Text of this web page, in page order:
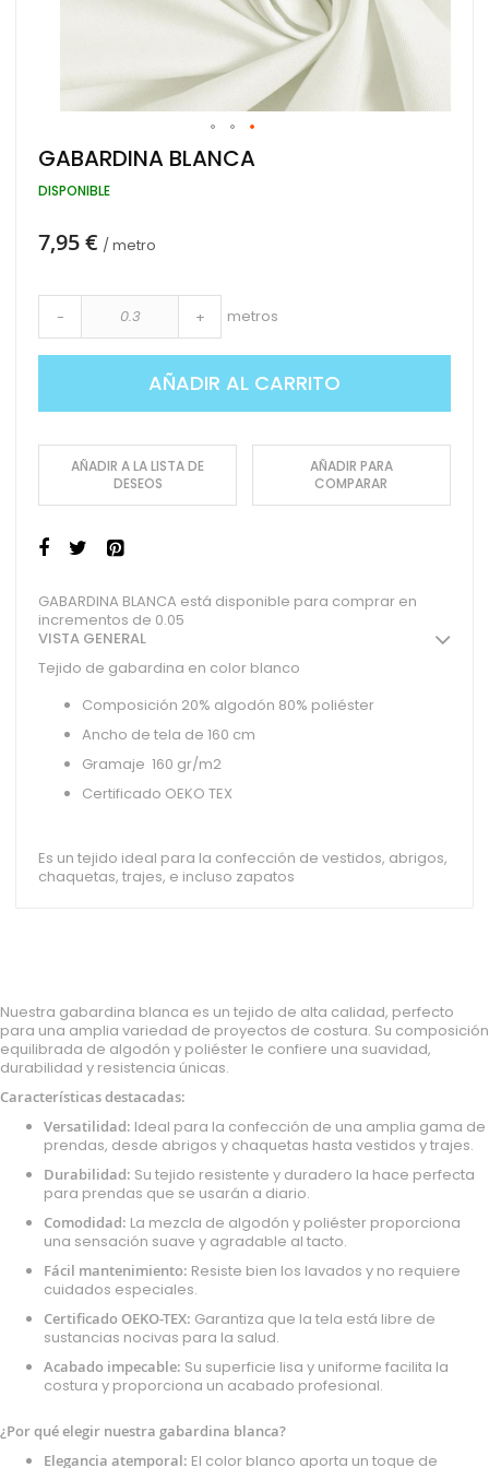
Saltar
al
comienzo
galería
GABARDINA BLANCA
DISPONIBLE
7,95 € / metro
- + metros
AÑADIR AL CARRITO
AÑADIR A LA LISTA DE
DESEOS
AÑADIR PARA
COMPARAR
GABARDINA BLANCA está disponible para comprar en
incrementos de 0.05
VISTA GENERAL
Tejido de gabardina en color blanco
Composición 20% algodón 80% poliéster
Ancho de tela de 160 cm
Gramaje 160 gr/m2
Certificado OEKO TEX
Es un tejido ideal para la confección de vestidos, abrigos,
chaquetas, trajes, e incluso zapatos
Nuestra gabardina blanca es un tejido de alta calidad, perfecto
para una amplia variedad de proyectos de costura. Su composición
equilibrada de algodón y poliéster le confiere una suavidad,
durabilidad y resistencia únicas.
Características destacadas:
Versatilidad: Ideal para la confección de una amplia gama de
prendas, desde abrigos y chaquetas hasta vestidos y trajes.
Durabilidad: Su tejido resistente y duradero la hace perfecta
para prendas que se usarán a diario.
Comodidad: La mezcla de algodón y poliéster proporciona
una sensación suave y agradable al tacto.
Fácil mantenimiento: Resiste bien los lavados y no requiere
cuidados especiales.
Certificado OEKO-TEX: Garantiza que la tela está libre de
sustancias nocivas para la salud.
Acabado impecable: Su superficie lisa y uniforme facilita la
costura y proporciona un acabado profesional.
¿Por qué elegir nuestra gabardina blanca?
Elegancia atemporal: El color blanco aporta un toque de